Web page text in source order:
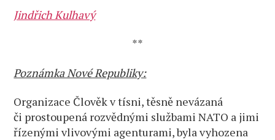
Jindřich Kulhavý
**
Poznámka Nové Republiky:
Organizace Člověk v tísni, těsně nevázaná
či prostoupená rozvědnými službami NATO a jimi
řízenými vlivovými agenturami, byla vyhozena